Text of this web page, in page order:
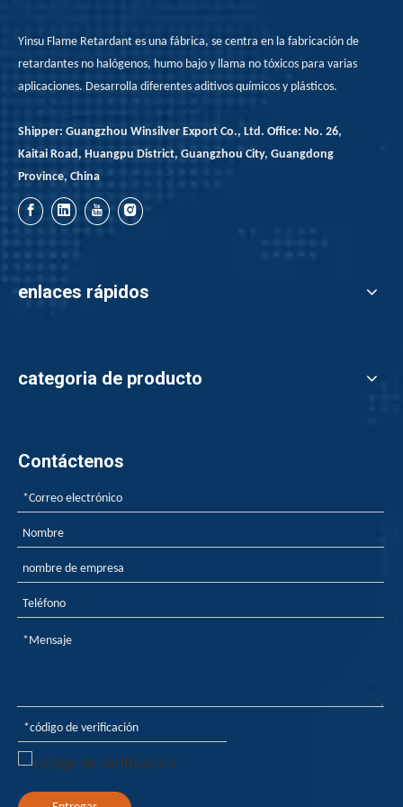
Yinsu Flame Retardant es una fábrica, se centra en la fabricación de
retardantes no halógenos, humo bajo y llama no tóxicos para varias
aplicaciones. Desarrolla diferentes aditivos químicos y plásticos.
Shipper: Guangzhou Winsilver Export Co., Ltd. Office: No. 26,
Kaitai Road, Huangpu District, Guangzhou City, Guangdong
Province, China
enlaces rápidos
categoria de producto
Contáctenos